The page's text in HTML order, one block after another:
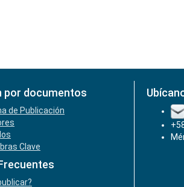
por documentos
de Publicación
Clave